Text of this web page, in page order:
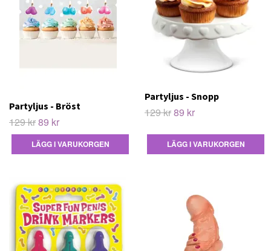
Partyljus - Bröst
129 kr89 kr
Partyljus - Snopp
129 kr89 kr